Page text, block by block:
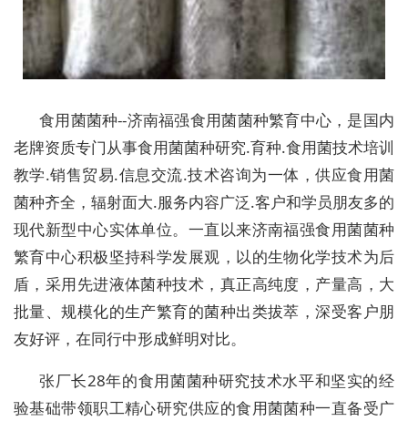
食用菌菌种--济南福强食用菌菌种繁育中心，是国内
老牌资质专门从事食用菌菌种研究.育种.食用菌技术培训
教学.销售贸易.信息交流.技术咨询为一体，供应食用菌
菌种齐全，辐射面大.服务内容广泛.客户和学员朋友多的
现代新型中心实体单位。一直以来济南福强食用菌菌种
繁育中心积极坚持科学发展观，以的生物化学技术为后
盾，采用先进液体菌种技术，真正高纯度，产量高，大
批量、规模化的生产繁育的菌种出类拔萃，深受客户朋
友好评，在同行中形成鲜明对比。
张厂长28年的食用菌菌种研究技术水平和坚实的经
验基础带领职工精心研究供应的食用菌菌种一直备受广